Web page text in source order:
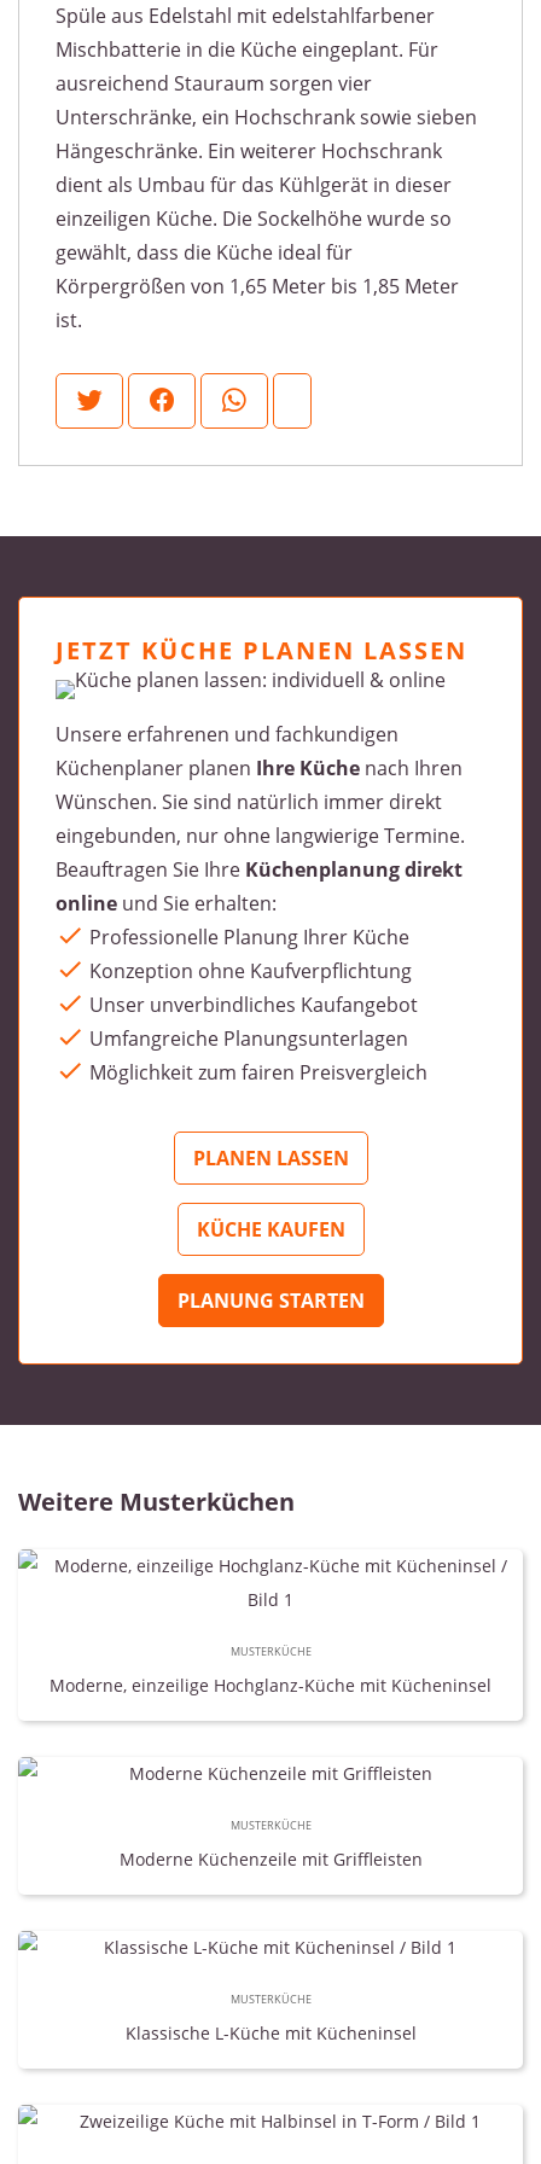
Spüle aus Edelstahl mit edelstahlfarbener
Mischbatterie in die Küche eingeplant. Für
ausreichend Stauraum sorgen vier
Unterschränke, ein Hochschrank sowie sieben
Hängeschränke. Ein weiterer Hochschrank
dient als Umbau für das Kühlgerät in dieser
einzeiligen Küche. Die Sockelhöhe wurde so
gewählt, dass die Küche ideal für
Körpergrößen von 1,65 Meter bis 1,85 Meter
ist.
JETZT KÜCHE PLANEN LASSEN
Unsere erfahrenen und fachkundigen
Küchenplaner planen Ihre Küche nach Ihren
Wünschen. Sie sind natürlich immer direkt
eingebunden, nur ohne langwierige Termine.
Beauftragen Sie Ihre Küchenplanung direkt
online und Sie erhalten:
Professionelle Planung Ihrer Küche
Konzeption ohne Kaufverpflichtung
Unser unverbindliches Kaufangebot
Umfangreiche Planungsunterlagen
Möglichkeit zum fairen Preisvergleich
PLANEN LASSEN
KÜCHE KAUFEN
PLANUNG STARTEN
Weitere Musterküchen
MUSTERKÜCHE
Moderne, einzeilige Hochglanz-Küche mit Kücheninsel
MUSTERKÜCHE
Moderne Küchenzeile mit Griffleisten
MUSTERKÜCHE
Klassische L-Küche mit Kücheninsel